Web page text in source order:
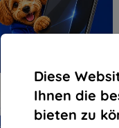
Diese
Ihnen die
bieten zu
Rabatt